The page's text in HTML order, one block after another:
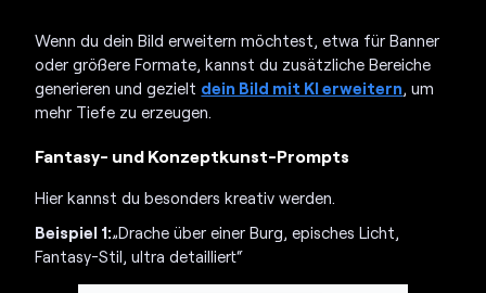
Wenn du dein Bild erweitern möchtest, etwa für Banner
oder größere Formate, kannst du zusätzliche Bereiche
generieren und gezielt dein Bild mit KI erweitern, um
mehr Tiefe zu erzeugen.
Fantasy- und Konzeptkunst-Prompts
Hier kannst du besonders kreativ werden.
Beispiel 1:„Drache über einer Burg, episches Licht,
Fantasy-Stil, ultra detailliert“